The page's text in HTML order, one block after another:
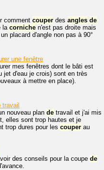
comment couper des angles de
la corniche n'est pas droite mais
placard d'angle non pas à 90°
une fenêtre
mes fenêtres dont le bâti est
jet d'eau je crois) sont en très
à mettre en place).
travail
nouveau plan de travail et j'ai mis
elles sont trop hautes et je
trop dures pour les couper au
des conseils pour la coupe de